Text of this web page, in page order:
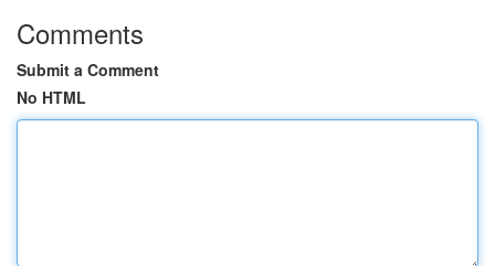
Comments
Submit a Comment
No HTML